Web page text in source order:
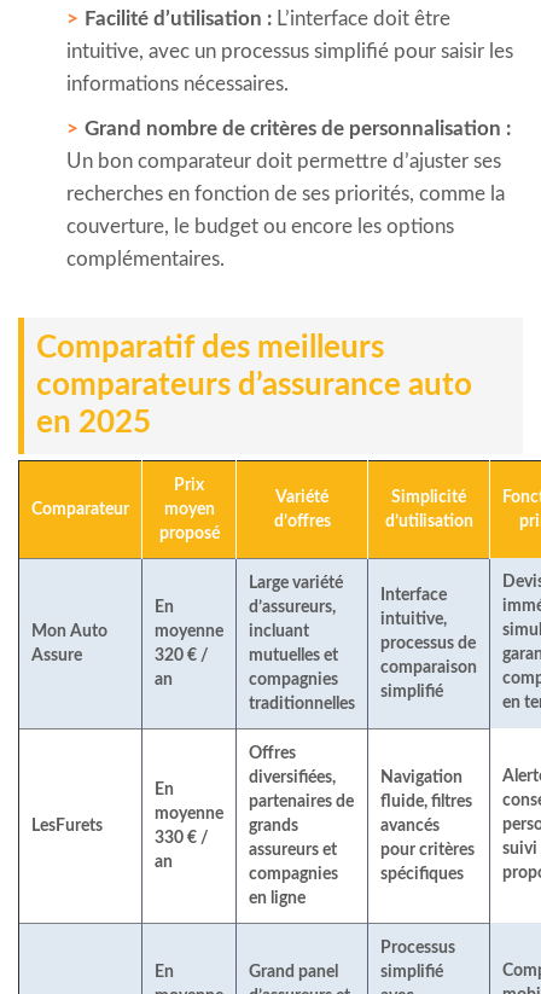
Facilité d’utilisation : L’interface doit être
intuitive, avec un processus simplifié pour saisir les
informations nécessaires.
Grand nombre de critères de personnalisation :
Un bon comparateur doit permettre d’ajuster ses
recherches en fonction de ses priorités, comme la
couverture, le budget ou encore les options
complémentaires.
Comparatif des meilleurs
comparateurs d’assurance auto
en 2025
Comparateur
Prix
moyen
proposé
Variété
d’offres
Simplicité
d’utilisation
Mon Auto
Assure
En
moyenne
320 € /
an
Large variété
d’assureurs,
incluant
mutuelles et
compagnies
traditionnelles
Interface
intuitive,
processus de
comparaison
simplifié
en
LesFurets
En
moyenne
330 € /
an
Offres
diversifiées,
partenaires de
grands
assureurs et
compagnies
en ligne
Navigation
fluide, filtres
avancés
pour critères
spécifiques
suivi
En
Grand panel
Processus
simplifié